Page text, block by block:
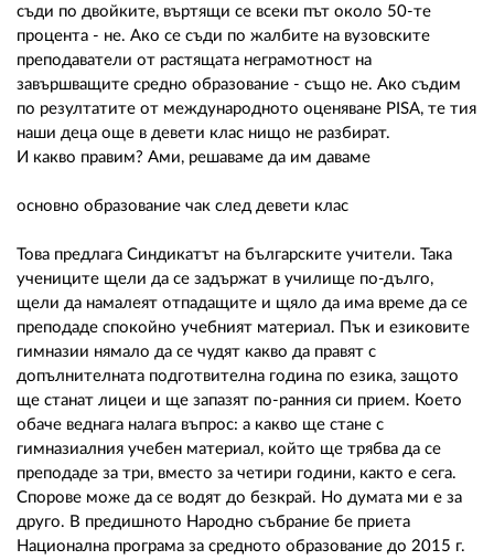
съди по двойките, въртящи се всеки път около 50-те
процента - не. Ако се съди по жалбите на вузовските
преподаватели от растящата неграмотност на
завършващите средно образование - също не. Ако съдим
по резултатите от международното оценяване PISA, те тия
наши деца още в девети клас нищо не разбират.
И какво правим? Ами, решаваме да им даваме
основно образование чак след девети клас
Това предлага Синдикатът на българските учители. Така
учениците щели да се задържат в училище по-дълго,
щели да намалеят отпадащите и щяло да има време да се
преподаде спокойно учебният материал. Пък и езиковите
гимназии нямало да се чудят какво да правят с
допълнителната подготвителна година по езика, защото
ще станат лицеи и ще запазят по-ранния си прием. Което
обаче веднага налага въпрос: а какво ще стане с
гимназиалния учебен материал, който ще трябва да се
преподаде за три, вместо за четири години, както е сега.
Спорове може да се водят до безкрай. Но думата ми е за
друго. В предишното Народно събрание бе приета
Национална програма за средното образование до 2015 г.